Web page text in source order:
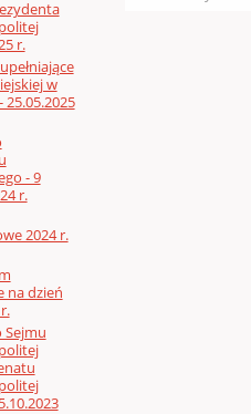
r.
w
- 9
r.
2024 r.
na dzień